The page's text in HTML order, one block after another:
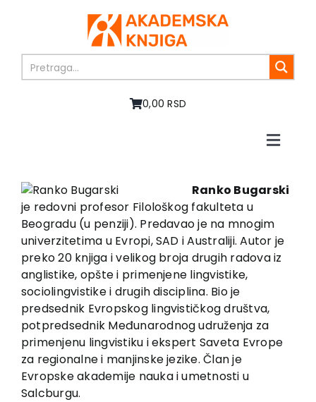
0,00 RSD
Toggle
O nama
Knjige
U pripremi
Akcija
Autori
Vesti
EU PROJEKTI
Kontakt
Ranko Bugarski
je redovni profesor Filološkog fakulteta u
Beogradu (u penziji). Predavao je na mnogim
univerzitetima u Evropi, SAD i Australiji. Autor je
preko 20 knjiga i velikog broja drugih radova iz
anglistike, opšte i primenjene lingvistike,
sociolingvistike i drugih disciplina. Bio je
predsednik Evropskog lingvističkog društva,
potpredsednik Međunarodnog udruženja za
primenjenu lingvistiku i ekspert Saveta Evrope
za regionalne i manjinske jezike. Član je
Evropske akademije nauka i umetnosti u
Salcburgu.